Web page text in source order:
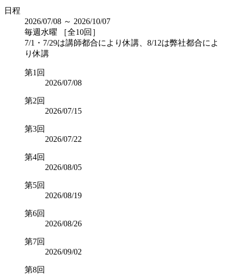
日程
2026/07/08 ～ 2026/10/07
毎週水曜 ［全10回］
7/1・7/29は講師都合により休講、8/12は弊社都合によ
り休講
第1回
2026/07/08
第2回
2026/07/15
第3回
2026/07/22
第4回
2026/08/05
第5回
2026/08/19
第6回
2026/08/26
第7回
2026/09/02
第8回